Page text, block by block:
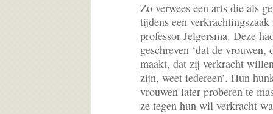
Zo verwees een arts die als
tijdens een
professor Jelgersma. Deze
geschreven ‘dat de
maakt, dat zij verkracht
zijn, weet iedereen’. Hun
vrouwen later proberen te
ze tegen hun wil verkracht